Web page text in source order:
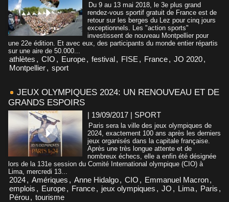
Du 9 au 13 mai 2018, le 3e plus grand
rendez-vous sportif gratuit de France est de
retour sur les berges du Lez pour cinq jours
exceptionnels. Les "action sports"
investissent de nouveau Montpellier pour
une 22e édition. Et avec eux, des participants du monde entier répartis
sur une aire de 50.000...
athlètes , CIO , Europe, festival, FISE , France, JO 2020,
Montpellier, sport
JEUX OLYMPIQUES 2024: UN RENOUVEAU ET DE
GRANDS ESPOIRS
| 19/09/2017 | SPORT
Paris sera la ville des jeux olympiques de
2024, exactement 100 ans après les derniers
jeux organisés dans la capitale française.
Après une très longue attente et de
nombreux échecs, elle a enfin été désignée
lors de la 131e session du Comité International olympique (CIO) à
Lima, mercredi 13...
2024, Amériques , Anne Hidalgo, CIO , Emmanuel Macron,
emplois , Europe, France, jeux olympiques , JO , Lima, Paris ,
Pérou, tourisme